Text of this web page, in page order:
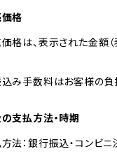
格
格は、表示された金額
み手数料はお客様の負
支払方法・時期
法：銀行振込・コンビ